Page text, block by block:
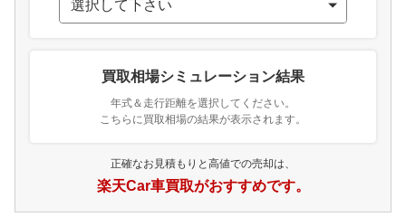
買取相場シミュレーション結果
年式＆走行距離を選択してください。
こちらに買取相場の結果が表示されます。
正確なお見積もりと高値での売却は、
楽天Car車買取がおすすめです。